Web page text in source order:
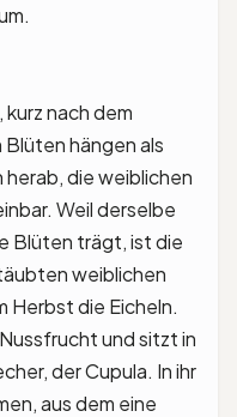
kurz nach dem
hängen als
die weiblichen
Weil derselbe
Blüten trägt, ist die
weiblichen
Herbst die Eicheln.
und sitzt in
der Cupula. In ihr
aus dem eine